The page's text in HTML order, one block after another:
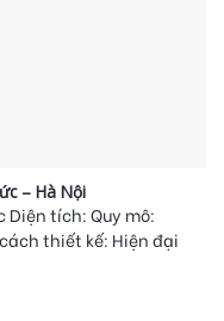
– Hà Nội
Diện tích: Quy mô:
thiết kế: Hiện đại